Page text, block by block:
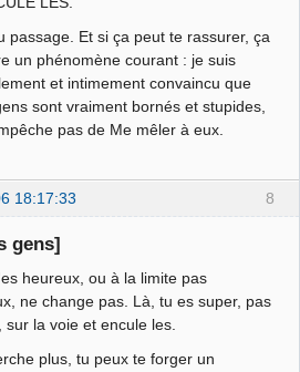
passage. Et si ça peut te rassurer, ça
un phénomène courant : je suis
et intimement convaincu que
sont vraiment bornés et stupides,
pas de Me mêler à eux.
8
18:17:33
gens]
heureux, ou à la limite pas
ne change pas. Là, tu es super, pas
sur la voie et encule les.
plus, tu peux te forger un